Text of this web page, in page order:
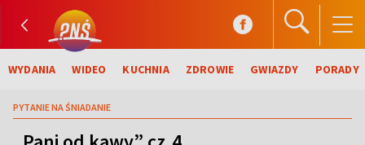
WYDANIA WIDEO KUCHNIA ZDROWIE GWIAZDY PORADY
PYTANIE NA ŚNIADANIE